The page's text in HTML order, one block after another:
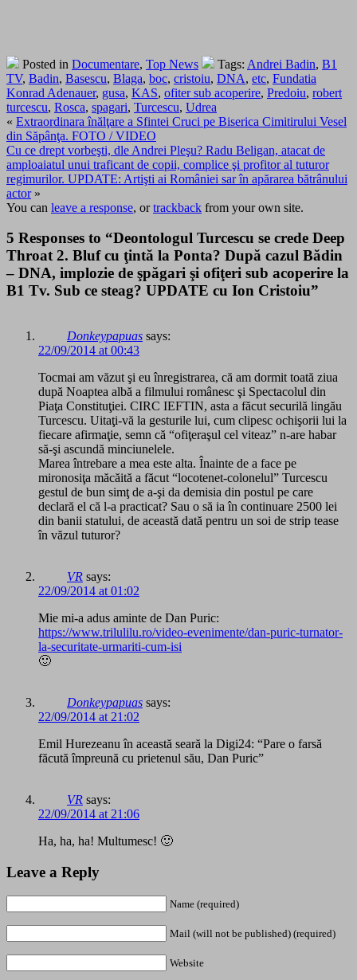
Posted in Documentare, Top News Tags: Andrei Badin, B1
TV, Badin, Basescu, Blaga, boc, cristoiu, DNA, etc, Fundatia
Konrad Adenauer, gusa, KAS, ofiter sub acoperire, Predoiu, robert
turcescu, Rosca, spagari, Turcescu, Udrea
« Extraordinara înălţare a Sfintei Cruci pe Biserica Cimitirului Vesel
din Săpânţa. FOTO / VIDEO
Cu ce drept vorbeşti, dle Andrei Pleşu? Radu Beligan, atacat de
amploaiatul unui traficant de copii, complice şi profitor al tuturor
regimurilor. UPDATE: Artişti ai României sar în apărarea bătrânului
actor»
You can leave a response, ortrackback from your own site.
5 Responses to “Deontologul Turcescu se crede Deep
Throat 2. Bluf cu ţintă la Ponta? După cazul Bădin
– DNA, implozie de şpăgari şi ofiţeri sub acoperire la
B1 Tv. Sub ce steag? UPDATE cu Ion Cristoiu”
Donkeypapuas says:
22/09/2014 at 00:43
Tocmai am văzut şi eu înregistrarea, că am dormit toată ziua
după Noaptea albă a filmului românesc şi Spectacolul din
Piaţa Constituţiei. CIRC IEFTIN, asta a făcut securilă lingău
Turcescu. Uitaţi-vă la gesturile lui, cum clipesc ochişorii lui la
fiecare afirmaţie, semn că “ofiţeraşul cel viteaz” n-are habar
să-şi ascundă minciunelele.
Marea întrebare a mea este alta. Înainte de a face pe
mironosiţa măcăită a făcut “locotenet-colonelul” Turcescu
gestul de bun simţ de a-şi da demisia din postul pe care
declară el că l-a practicat? Sau o să ia în continuare 2500 lei
din banii statului, de această dată pentru un soi de strip tease
în văzul tuturor?
VR says:
22/09/2014 at 01:02
Mie mi-a adus aminte de Dan Puric:
https://www.trilulilu.ro/video-evenimente/dan-puric-turnator-
la-securitate-urmariti-cum-isi
🙂
Donkeypapuas says:
22/09/2014 at 21:02
Emil Hurezeanu în această seară la Digi24: “Pare o farsă
făcută împreună cu prietenul său, Dan Puric”
VR says:
22/09/2014 at 21:06
Ha, ha, ha! Multumesc! 🙂
Leave a Reply
Name (required)
Mail (will not be published) (required)
Website